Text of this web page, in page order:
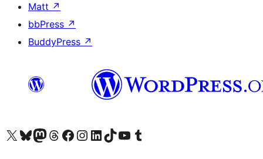
Matt ↗
bbPress ↗
BuddyPress ↗
Visita nuestra cuenta de X (anteriormente Twitter)
Visita nuestra cuenta de Bluesky
Visita nuestra cuenta de Mastodon
Visita nuestra cuenta de Threads
Visita nuestra página de Facebook
Visita nuestra cuenta de Instagram
Visita nuestra cuenta de LinkedIn
Visita nuestra cuenta de TikTok
Visita nuestro canal de YouTube
Visita nuestra cuenta de Tumblr